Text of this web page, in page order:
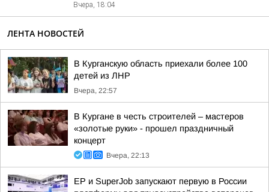
Вчера, 18:04
ЛЕНТА НОВОСТЕЙ
В Курганскую область приехали более 100
детей из ЛНР
Вчера, 22:57
В Кургане в честь строителей – мастеров
«золотые руки» - прошел праздничный
концерт
Вчера, 22:13
ЕР и SuperJob запускают первую в России